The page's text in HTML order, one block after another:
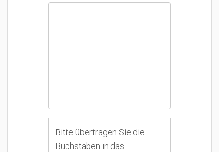
Bitte übertragen Sie die
Buchstaben in das